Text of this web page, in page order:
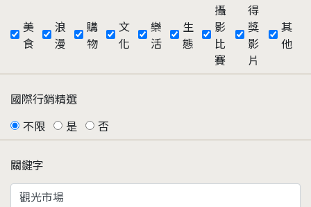
美
食
浪
漫
購
物
文
化
樂
活
生
態
攝
影
比
賽
得
獎
影
片
其
他
國際行銷精選
不限
是 否
關鍵字